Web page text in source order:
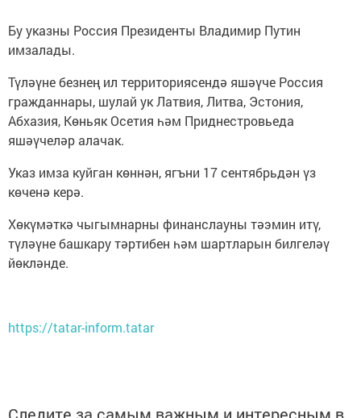
Бу указны Россия Президенты Владимир Путин
имзалады.
Түләүне безнең ил территориясендә яшәүче Россия
гражданнары, шулай ук Латвия, Литва, Эстония,
Абхазия, Көньяк Осетия һәм Приднестровьеда
яшәүчеләр алачак.
Указ имза куйган көннән, ягъни 17 сентябрьдән үз
көченә керә.
Хөкүмәткә чыгымнарны финанслауны тәэмин итү,
түләүне башкару тәртибен һәм шартларын билгеләү
йөкләнде.
https://tatar-inform.tatar